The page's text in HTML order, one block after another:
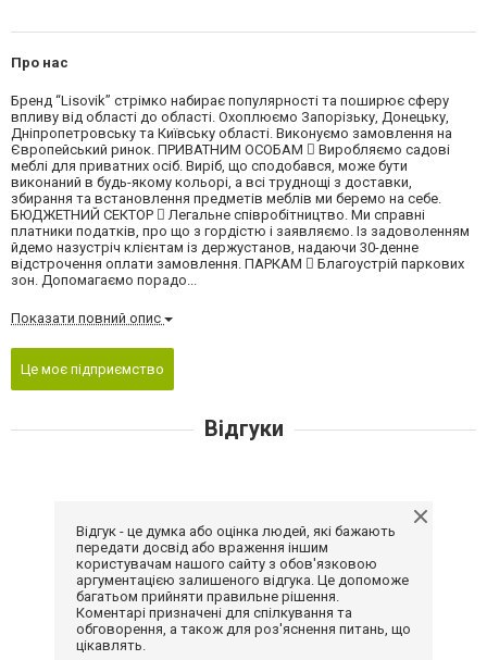
Про нас
Бренд “Lisovik” стрімко набирає популярності та поширює сферу
впливу від області до області. Охоплюємо Запорізьку, Донецьку,
Дніпропетровську та Київську області. Виконуємо замовлення на
Європейський ринок. ПРИВАТНИМ ОСОБАМ  Виробляємо садові
меблі для приватних осіб. Виріб, що сподобався, може бути
виконаний в будь-якому кольорі, а всі труднощі з доставки,
збирання та встановлення предметів меблів ми беремо на себе.
БЮДЖЕТНИЙ СЕКТОР  Легальне співробітництво. Ми справні
платники податків, про що з гордістю і заявляємо. Із задоволенням
йдемо назустріч клієнтам із держустанов, надаючи 30-денне
відстрочення оплати замовлення. ПАРКАМ  Благоустрій паркових
зон. Допомагаємо порадо...
Показати повний опис
Це моє підприємство
Відгуки
Відгук - це думка або оцінка людей, які бажають
передати досвід або враження іншим
користувачам нашого сайту з обов'язковою
аргументацією залишеного відгука. Це допоможе
багатьом прийняти правильне рішення.
Коментарі призначені для спілкування та
обговорення, а також для роз'яснення питань, що
цікавлять.